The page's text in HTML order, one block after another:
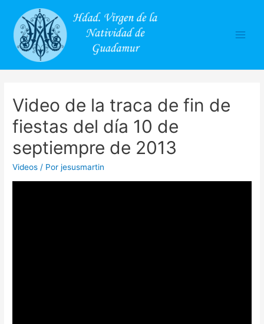
Video de la traca de fin de
fiestas del día 10 de
septiempre de 2013
Videos / Porjesusmartin